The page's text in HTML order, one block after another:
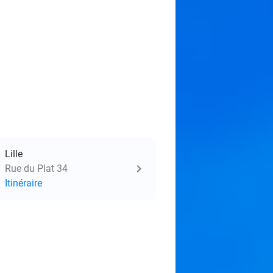
Lille
Rue du Plat 34
Itinéraire